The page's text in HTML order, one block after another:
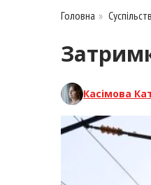
Головна »
Касімова